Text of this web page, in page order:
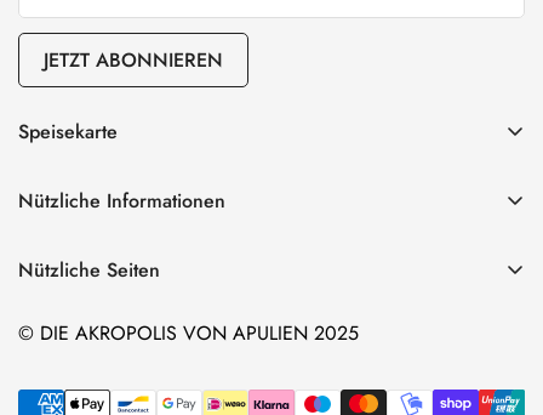
JETZT ABONNIEREN
Speisekarte
Unsere Weine
Unsere Keramik
Die Pakete
Unsere streichfähigen Cremes
Nützliche Informationen
Datenschutzrichtlinie
Geschäftsbedingungen
Nützliche Seiten
Gutschein
© DIE AKROPOLIS VON APULIEN 2025